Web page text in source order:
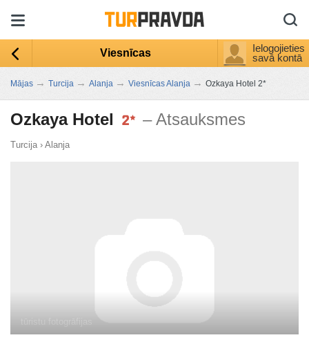
Viesnīcas
Ielogojieties
savā kontā
Mājas → Turcija → Alanja → Viesnīcas Alanja → Ozkaya Hotel 2*
Ozkaya Hotel – Atsauksmes
Turcija › Alanja